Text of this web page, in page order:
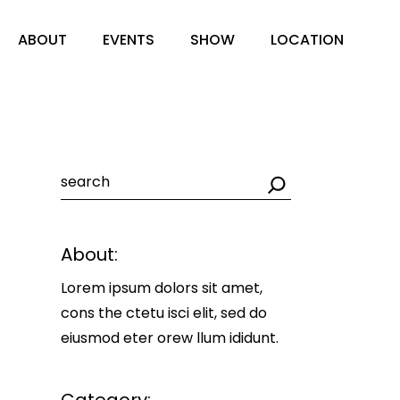
ABOUT EVENTS SHOW LOCATION
About:
Lorem ipsum dolors sit amet,
cons the ctetu isci elit, sed do
eiusmod eter orew llum ididunt.